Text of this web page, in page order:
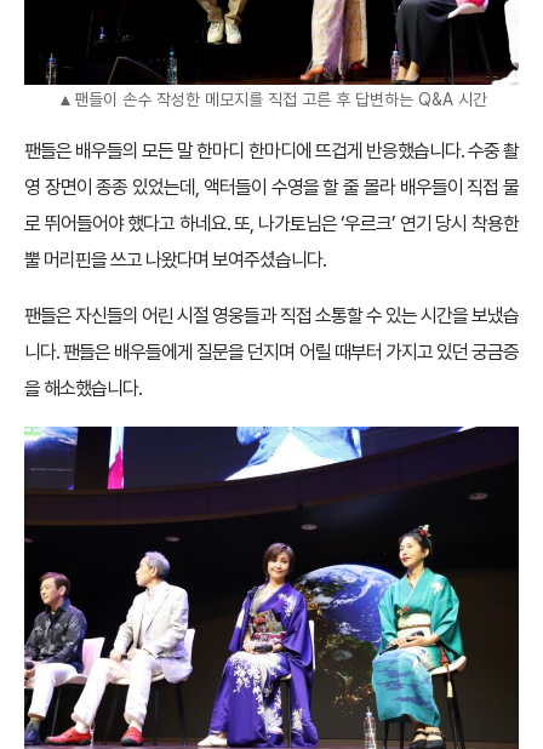
▲팬들이 손수 작성한 메모지를 직접 고른 후 답변하는 Q&A 시간
팬들은 배우들의 모든 말 한마디 한마디에 뜨겁게 반응했습니다. 수중 촬
영 장면이 종종 있었는데, 액터들이 수영을 할 줄 몰라 배우들이 직접 물
로 뛰어들어야 했다고 하네요. 또, 나가토님은 ‘우르크’ 연기 당시 착용한
뿔 머리핀을 쓰고 나왔다며 보여주셨습니다.
팬들은 자신들의 어린 시절 영웅들과 직접 소통할 수 있는 시간을 보냈습
니다. 팬들은 배우들에게 질문을 던지며 어릴 때부터 가지고 있던 궁금증
을 해소했습니다.